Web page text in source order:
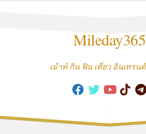
Mileday365
เม้าท์ กิน ฟิน เที่ยว อินเทรน